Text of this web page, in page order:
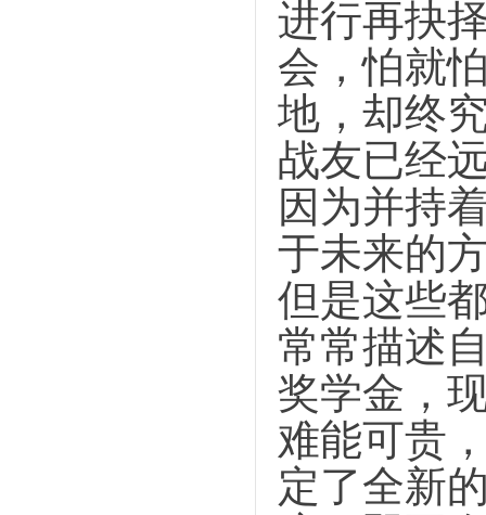
进行再抉
会，怕就
地，却终
战友已经
因为并持
于未来的
但是这些
常常描述
奖学金，
难能可贵
定了全新